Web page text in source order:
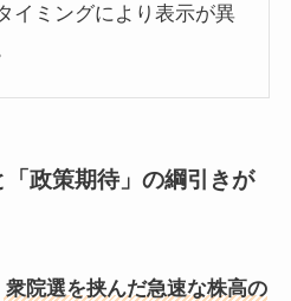
イミングにより表示が異
政策期待」の綱引きが
衆院選を挟んだ急速な株高の